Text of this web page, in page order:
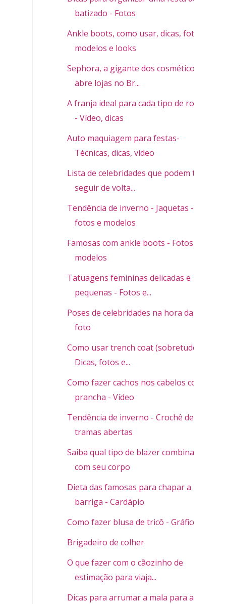
batizado - Fotos
Ankle boots, como usar, dicas, fotos,
modelos e looks
Sephora, a gigante dos cosméticos
abre lojas no Br...
A franja ideal para cada tipo de rosto
- Vídeo, dicas
Auto maquiagem para festas-
Técnicas, dicas, vídeo
Lista de celebridades que podem te
seguir de volta...
Tendência de inverno - Jaquetas -
fotos e modelos
Famosas com ankle boots - Fotos e
modelos
Tatuagens femininas delicadas e
pequenas - Fotos e...
Poses de celebridades na hora da
foto
Como usar trench coat (sobretudo) -
Dicas, fotos e...
Como fazer cachos nos cabelos com
prancha - Vídeo
Tendência de inverno - Crochê de
tramas abertas
Saiba qual tipo de blazer combina
com seu corpo
Dieta das famosas para chapar a
barriga - Cardápio
Como fazer blusa de tricô - Gráfico
Brigadeiro de colher
O que fazer com o cãozinho de
estimação para viaja...
Dicas para arrumar a mala para as